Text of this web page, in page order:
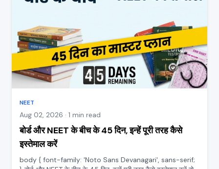
NEET
Aug 02, 2026 · 1 min read
बोर्ड और NEET के बीच के 45 दिन, इन्हें पूरी तरह कैसे
इस्तेमाल करें
body { font-family: 'Noto Sans Devanagari', sans-serif;